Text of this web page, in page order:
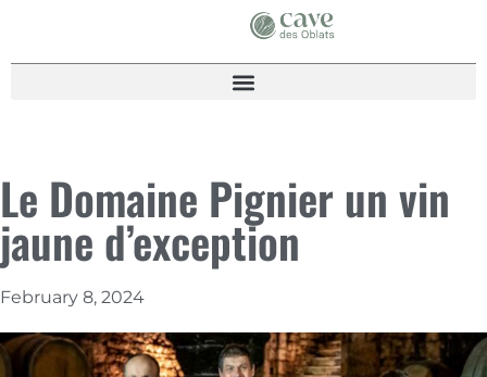
Le Domaine Pignier un vin
jaune d’exception
February 8, 2024